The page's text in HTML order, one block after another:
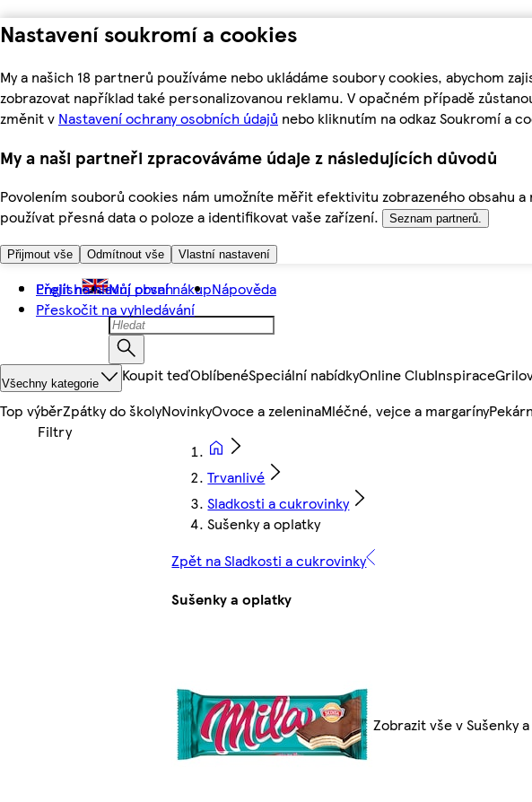
Nastavení soukromí a cookies
My a našich 18 partnerů používáme nebo ukládáme soubory cookies, abychom
zobrazovat například také personalizovanou reklamu. V opačném případě
změnit v Nastavení ochrany osobních údajů nebo kliknutím na odkaz Soukromí a
My a naši partneři zpracováváme údaje z následujících důvodů
Povolením souborů cookies nám umožníte měřit efektivitu zobrazeného obsahu
používat přesná data o poloze a identifikovat vaše zařízení.
Seznam partnerů.
Přijmout vše Odmítnout vše Vlastní nastavení
Přejít na hlavní obsah
Přeskočit na vyhledávání
English Můj první nákupNápověda
Všechny kategorie Koupit teďOblíbenéSpeciální nabídkyOnline ClubInspirace
Top výběrZpátky do školyNovinkyOvoce a zeleninaMléčné, vejce a margaríny
Trvanlivé
Sladkosti a cukrovinky
Sušenky a oplatky
Zpět na Sladkosti a cukrovinky
Sušenky a oplatky
Zobrazit vše v Sušenky